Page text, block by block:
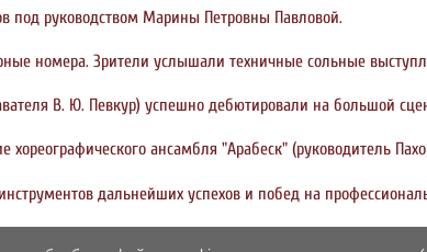
под руководством Марины Петровны Павловой.
номера. Зрители услышали техничные сольные
В. Ю. Певкур) успешно дебютировали на большой
ансамбля "Арабеск" (руководитель
дальнейших успехов и побед на